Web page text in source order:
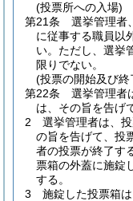
(投票所への入場)
第21条
選挙管理者
に従事する職員以
い。 ただし、選挙
限りでない。
(投票の開始及び終
第22条
選挙管理者
は、その旨を告げ
2
選挙管理者は、
の旨を告げて、投
者の投票が終了す
票箱の外蓋に施錠
する。
3
施錠した投票箱